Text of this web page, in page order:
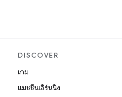
DISCOVER
เกม
แมชชีนเลิร์นนิง